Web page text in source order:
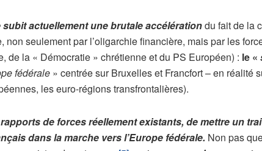
actuellement une brutale accélérationdu fait de la
seulement par l’oligarchie financière, mais par les
de la « Démocratie » chrétienne et du PS Européen) : le «
fédérale » centrée sur Bruxelles et Francfort – en réalité
les euro-régions transfrontalières).
de forces réellement existants, de mettre un
dans la marche vers l’Europe fédérale. Non pas